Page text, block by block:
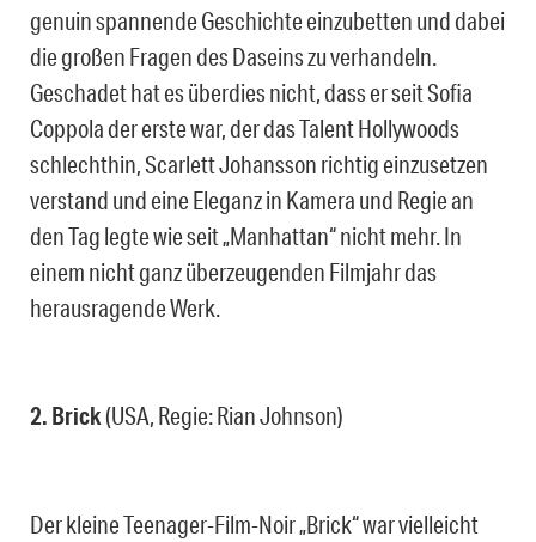
genuin spannende Geschichte einzubetten und dabei
die großen Fragen des Daseins zu verhandeln.
Geschadet hat es überdies nicht, dass er seit Sofia
Coppola der erste war, der das Talent Hollywoods
schlechthin, Scarlett Johansson richtig einzusetzen
verstand und eine Eleganz in Kamera und Regie an
den Tag legte wie seit „Manhattan“ nicht mehr. In
einem nicht ganz überzeugenden Filmjahr das
herausragende Werk.
2. Brick(USA, Regie: Rian Johnson)
Der kleine Teenager-Film-Noir „Brick“ war vielleicht